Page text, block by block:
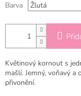
Barva
Květinový kornout s
mašlí. Jemný, voňavý
přivonění.